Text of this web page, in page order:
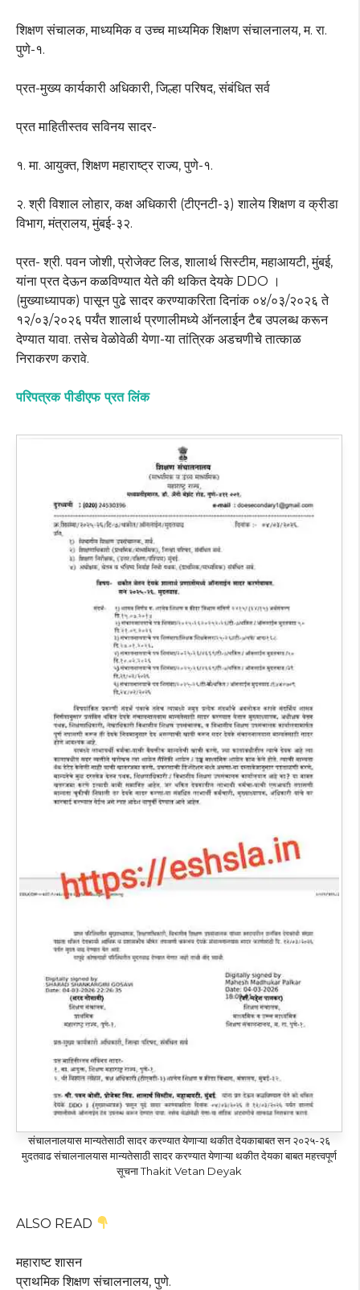
शिक्षण संचालक, माध्यमिक व उच्च माध्यमिक शिक्षण संचालनालय, म. रा.
पुणे-१.
प्रत-मुख्य कार्यकारी अधिकारी, जिल्हा परिषद, संबंधित सर्व
प्रत माहितीस्तव सविनय सादर-
१. मा. आयुक्त, शिक्षण महाराष्ट्र राज्य, पुणे-१.
२. श्री विशाल लोहार, कक्ष अधिकारी (टीएनटी-३) शालेय शिक्षण व क्रीडा
विभाग, मंत्रालय, मुंबई-३२.
प्रत- श्री. पवन जोशी, प्रोजेक्ट लिड, शालार्थ सिस्टीम, महाआयटी, मुंबई,
यांना प्रत देऊन कळविण्यात येते की थकित देयके DDO ।
(मुख्याध्यापक) पासून पुढे सादर करण्याकरिता दिनांक ०४/०३/२०२६ ते
१२/०३/२०२६ पर्यंत शालार्थ प्रणालीमध्ये ऑनलाईन टैब उपलब्ध करून
देण्यात यावा. तसेच वेळोवेळी येणा-या तांत्रिक अडचणीचे तात्काळ
निराकरण करावे.
परिपत्रक पीडीएफ प्रत लिंक
संचालनालयास मान्यतेसाठी सादर करण्यात येणाऱ्या थकीत देयकाबाबत सन २०२५-२६
मुदतवाढ संचालनालयास मान्यतेसाठी सादर करण्यात येणाऱ्या थकीत देयका बाबत महत्त्वपूर्ण
सूचना Thakit Vetan Deyak
ALSO READ
महाराष्ट शासन
प्राथमिक शिक्षण संचालनालय, पुणे.